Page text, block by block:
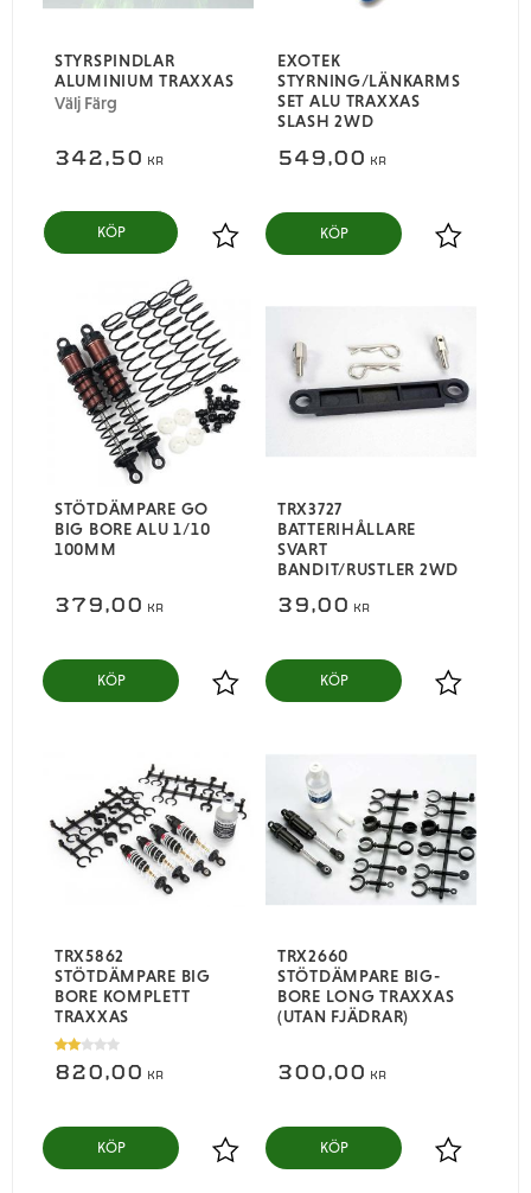
STYRSPINDLAR
ALUMINIUM TRAXXAS
Välj Färg
342,50 KR
Lägg till i favoriter
EXOTEK
STYRNING/LÄNKARMS
SET ALU TRAXXAS
SLASH 2WD
549,00 KR
Lägg till i
KÖP
STÖTDÄMPARE GO
BIG BORE ALU 1/10
100MM
379,00 KR
Lägg till i favoriter
KÖP
TRX3727
BATTERIHÅLLARE
SVART
BANDIT/RUSTLER 2WD
39,00 KR
Lägg till i
KÖP
TRX5862
STÖTDÄMPARE BIG
BORE KOMPLETT
TRAXXAS
820,00 KR
Lägg till i favoriter
KÖP
TRX2660
STÖTDÄMPARE BIG-
BORE LONG TRAXXAS
(UTAN FJÄDRAR)
300,00 KR
Lägg till i
KÖP